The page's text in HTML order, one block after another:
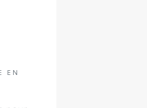
EN